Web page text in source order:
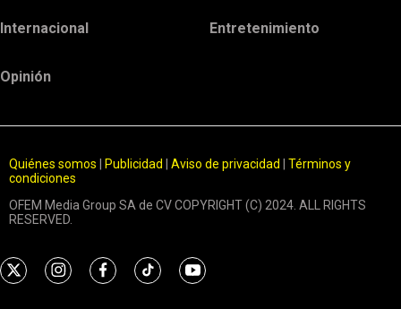
Internacional Entretenimiento
Opinión
Quiénes somos Publicidad Aviso de privacidad
Términos y
condiciones
OFEM Media Group SA de CV COPYRIGHT (C) 2024. ALL RIGHTS
RESERVED.
t
i
f
t
y